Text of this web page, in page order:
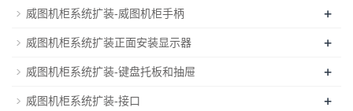
威图机柜系统扩装-威图机柜手柄 +
威图机柜系统扩装正面安装显示器 +
威图机柜系统扩装-键盘托板和抽屉 +
威图机柜系统扩装-接口 +